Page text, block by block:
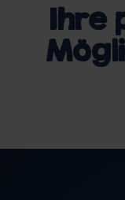
Ihre